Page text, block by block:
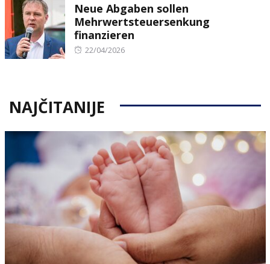
Neue Abgaben sollen
Mehrwertsteuersenkung
finanzieren
Posted
22/04/2026
NAJČITANIJE